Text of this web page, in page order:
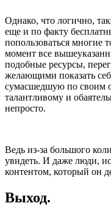
Однако, что логично,
еще и по факту
попользоваться многие
момент все
подобные ресурсы,
желающими показать
сумасшедшую по своим
талантливому и
непросто.
Ведь из-за большого
увидеть. И даже люди,
контентом, который он
Выход.